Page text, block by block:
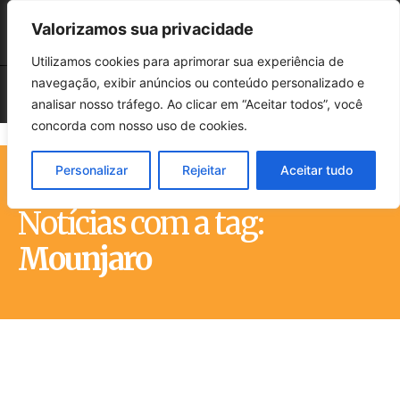
Valorizamos sua privacidade
Utilizamos cookies para aprimorar sua experiência de
navegação, exibir anúncios ou conteúdo personalizado e
analisar nosso tráfego. Ao clicar em “Aceitar todos”, você
concorda com nosso uso de cookies.
Personalizar Rejeitar Aceitar tudo
Notícias com a tag:
Mounjaro